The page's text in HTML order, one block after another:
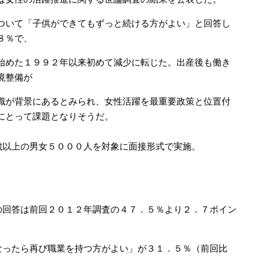
いて「子供ができてもずっと続ける方がよい」と回答し
で、
めた１９９２年以来初めて減少に転じた。出産後も働き
整備が
が背景にあるとみられ、女性活躍を最重要政策と位置付
とって課題となりそうだ。
の男女５０００人を対象に面接形式で実施。
は前回２０１２年調査の４７．５％より２．７ポイン
たら再び職業を持つ方がよい」が３１．５％（前回比